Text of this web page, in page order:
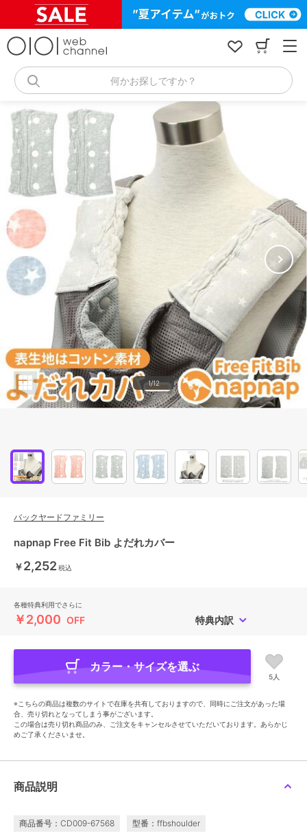
何かお探しですか？
1/12
バックヤードファミリー
napnap Free Fit Bib よだれカバー
￥2,252 税込
各種特典利用でさらに
￥2,000 OFF 特典内訳
カラー・サイズを選ぶ
5人
※こちらの商品は複数のサイトで在庫を共有しておりますので、同時にご注文があった場
合、売り切れとなってしまう事がございます。
この場合は売り切れ商品のみ、ご注文をキャンセルさせていただいております。あらかじ
めご了承くださいませ。
商品説明
商品番号：CD009-67568 型番：ffbshoulder